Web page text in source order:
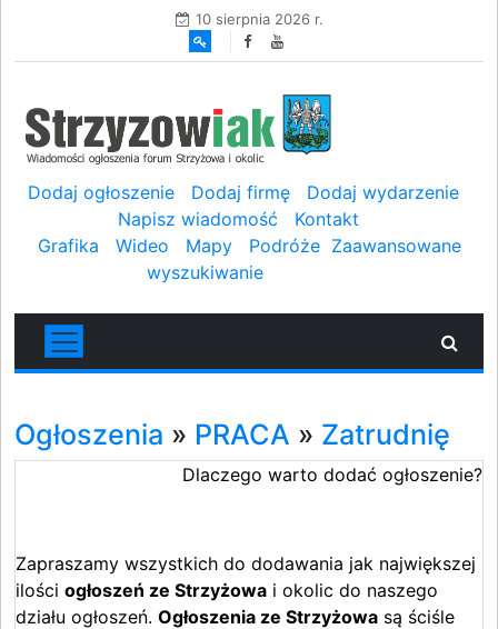
10 sierpnia 2026 r.
Dodaj ogłoszenie Dodaj firmę
Dodaj wydarzenie
Napisz wiadomość
Kontakt
Grafika
Wideo Mapy Podróże Zaawansowane
wyszukiwanie
Ogłoszenia » PRACA » Zatrudnię
Dlaczego warto dodać ogłoszenie?
Zapraszamy wszystkich do dodawania jak największej
ilości ogłoszeń ze Strzyżowa i okolic do naszego
działu ogłoszeń. Ogłoszenia ze Strzyżowa są ściśle